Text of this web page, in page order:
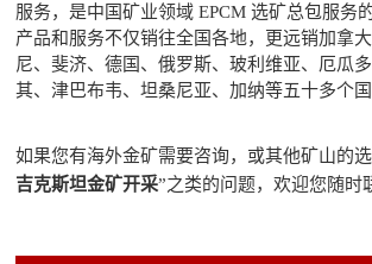
服务，是中国矿业领域 EPCM 选矿总包服务
产品和服务不仅销往全国各地，更远销加拿
尼、斐济、德国、俄罗斯、玻利维亚、厄瓜
其、津巴布韦、坦桑尼亚、加纳等五十多个国
如果您有海外金矿需要咨询，或其他矿山的
吉克斯坦金矿开采”之类的问题，欢迎您随时